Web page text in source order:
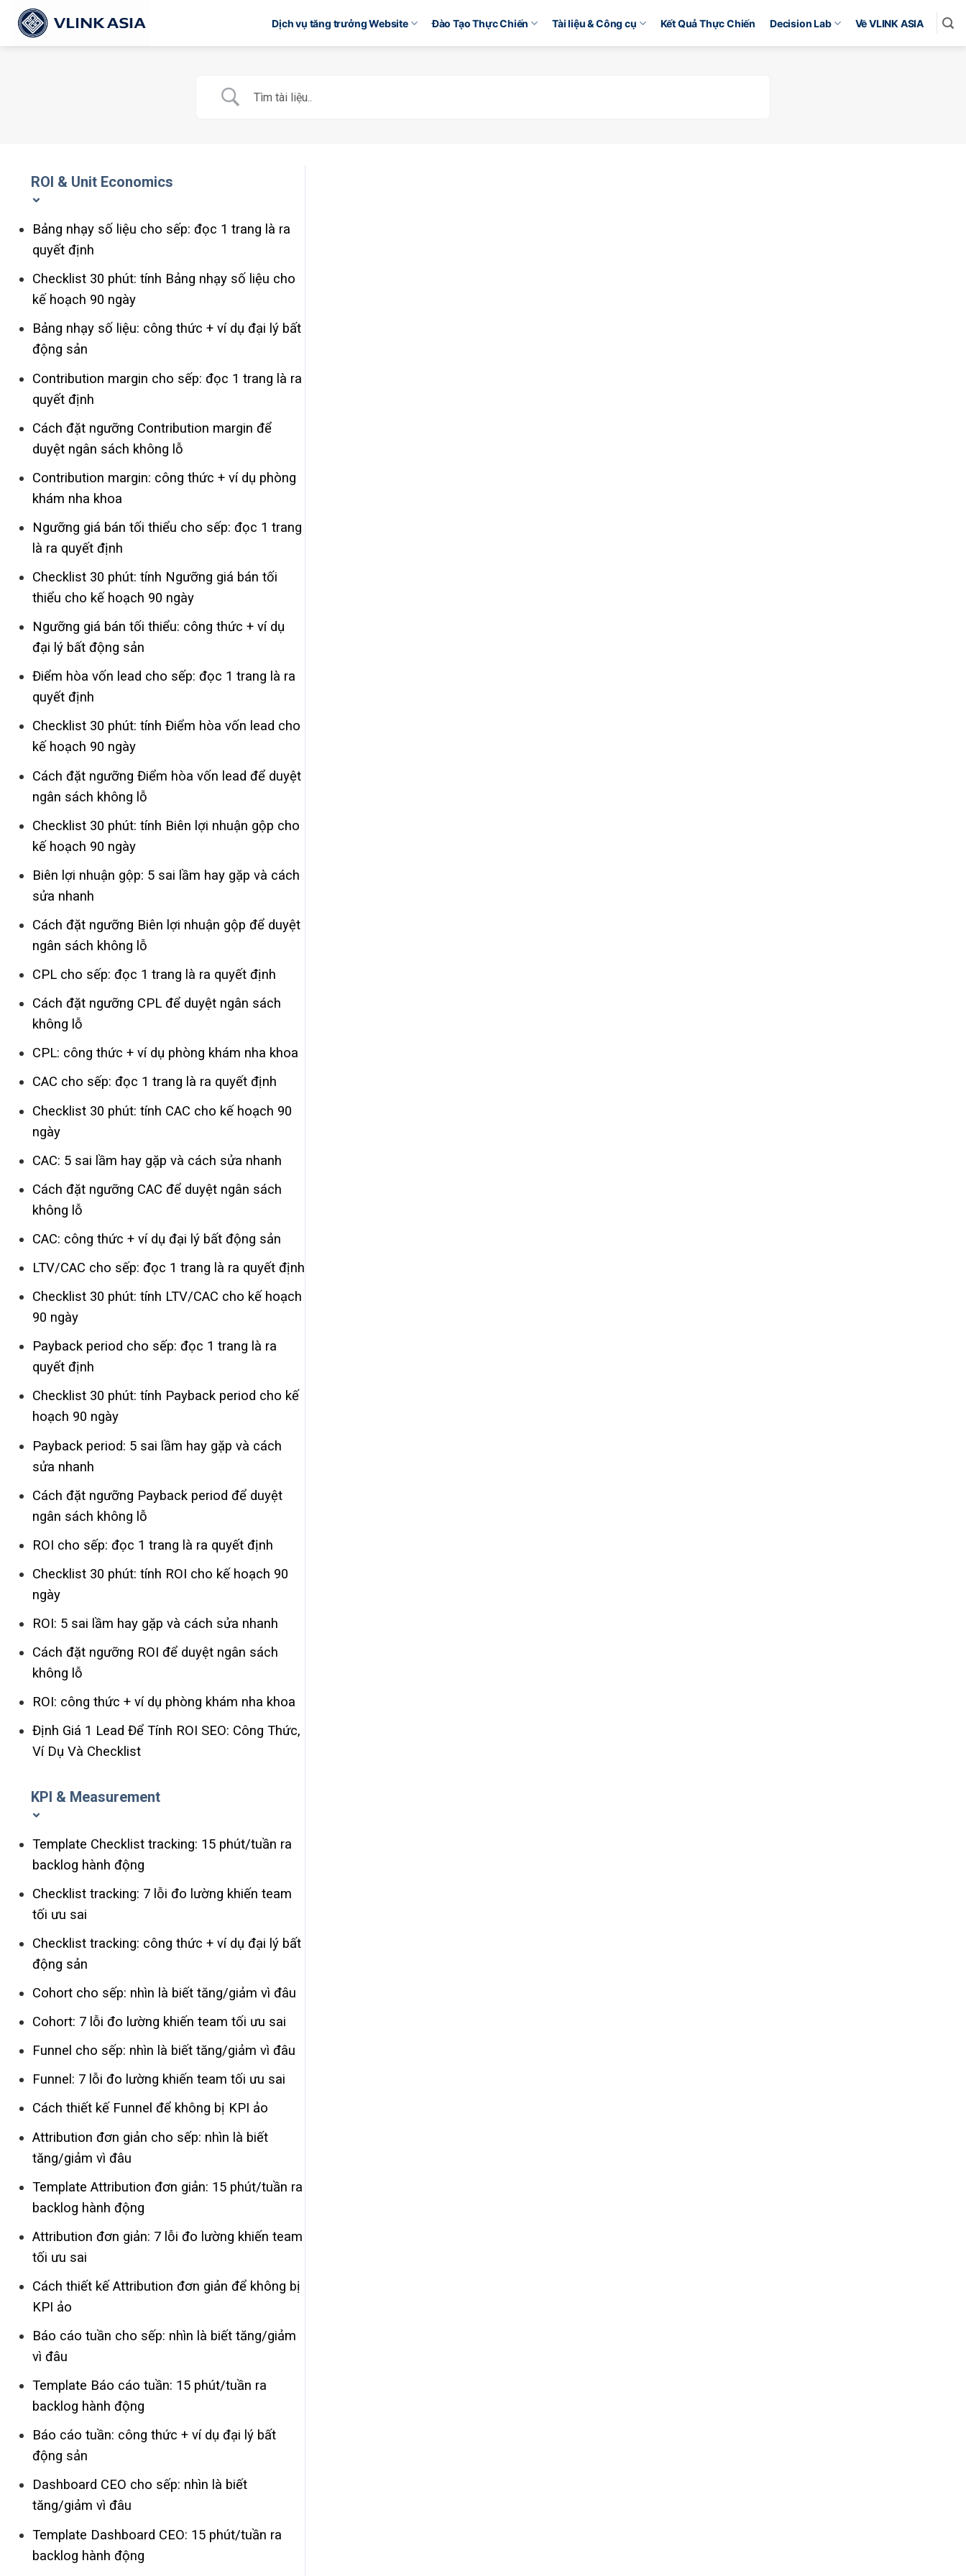
qua
nội
Dịch vụ tăng trưởng Website Đào Tạo Thực Chiến Tài liệu & Công cụ Kết Quả Thực Chiến Decision Lab Về VLINK ASIA
ROI & Unit Economics
Bảng nhạy số liệu cho sếp: đọc 1 trang là ra
quyết định
Checklist 30 phút: tính Bảng nhạy số liệu cho
kế hoạch 90 ngày
Bảng nhạy số liệu: công thức + ví dụ đại lý bất
động sản
Contribution margin cho sếp: đọc 1 trang là ra
quyết định
Cách đặt ngưỡng Contribution margin để
duyệt ngân sách không lỗ
Contribution margin: công thức + ví dụ phòng
khám nha khoa
Ngưỡng giá bán tối thiểu cho sếp: đọc 1 trang
là ra quyết định
Checklist 30 phút: tính Ngưỡng giá bán tối
thiểu cho kế hoạch 90 ngày
Ngưỡng giá bán tối thiểu: công thức + ví dụ
đại lý bất động sản
Điểm hòa vốn lead cho sếp: đọc 1 trang là ra
quyết định
Checklist 30 phút: tính Điểm hòa vốn lead cho
kế hoạch 90 ngày
Cách đặt ngưỡng Điểm hòa vốn lead để duyệt
ngân sách không lỗ
Checklist 30 phút: tính Biên lợi nhuận gộp cho
kế hoạch 90 ngày
Biên lợi nhuận gộp: 5 sai lầm hay gặp và cách
sửa nhanh
Cách đặt ngưỡng Biên lợi nhuận gộp để duyệt
ngân sách không lỗ
CPL cho sếp: đọc 1 trang là ra quyết định
Cách đặt ngưỡng CPL để duyệt ngân sách
không lỗ
CPL: công thức + ví dụ phòng khám nha khoa
CAC cho sếp: đọc 1 trang là ra quyết định
Checklist 30 phút: tính CAC cho kế hoạch 90
ngày
CAC: 5 sai lầm hay gặp và cách sửa nhanh
Cách đặt ngưỡng CAC để duyệt ngân sách
không lỗ
CAC: công thức + ví dụ đại lý bất động sản
LTV/CAC cho sếp: đọc 1 trang là ra quyết định
Checklist 30 phút: tính LTV/CAC cho kế hoạch
90 ngày
Payback period cho sếp: đọc 1 trang là ra
quyết định
Checklist 30 phút: tính Payback period cho kế
hoạch 90 ngày
Payback period: 5 sai lầm hay gặp và cách
sửa nhanh
Cách đặt ngưỡng Payback period để duyệt
ngân sách không lỗ
ROI cho sếp: đọc 1 trang là ra quyết định
Checklist 30 phút: tính ROI cho kế hoạch 90
ngày
ROI: 5 sai lầm hay gặp và cách sửa nhanh
Cách đặt ngưỡng ROI để duyệt ngân sách
không lỗ
ROI: công thức + ví dụ phòng khám nha khoa
Định Giá 1 Lead Để Tính ROI SEO: Công Thức,
Ví Dụ Và Checklist
KPI & Measurement
Template Checklist tracking: 15 phút/tuần ra
backlog hành động
Checklist tracking: 7 lỗi đo lường khiến team
tối ưu sai
Checklist tracking: công thức + ví dụ đại lý bất
động sản
Cohort cho sếp: nhìn là biết tăng/giảm vì đâu
Cohort: 7 lỗi đo lường khiến team tối ưu sai
Funnel cho sếp: nhìn là biết tăng/giảm vì đâu
Funnel: 7 lỗi đo lường khiến team tối ưu sai
Cách thiết kế Funnel để không bị KPI ảo
Attribution đơn giản cho sếp: nhìn là biết
tăng/giảm vì đâu
Template Attribution đơn giản: 15 phút/tuần ra
backlog hành động
Attribution đơn giản: 7 lỗi đo lường khiến team
tối ưu sai
Cách thiết kế Attribution đơn giản để không bị
KPI ảo
Báo cáo tuần cho sếp: nhìn là biết tăng/giảm
vì đâu
Template Báo cáo tuần: 15 phút/tuần ra
backlog hành động
Báo cáo tuần: công thức + ví dụ đại lý bất
động sản
Dashboard CEO cho sếp: nhìn là biết
tăng/giảm vì đâu
Template Dashboard CEO: 15 phút/tuần ra
backlog hành động